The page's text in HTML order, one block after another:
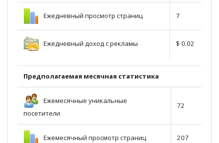
Ежедневный просмотр страниц 7
Ежедневный доход с рекламы $ 0.02
Предполагаемая месячная статистика
Ежемесячные уникальные
посетители
72
Ежемесячный просмотр страниц 207